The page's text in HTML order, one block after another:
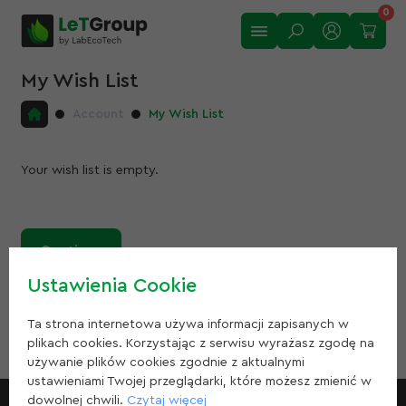
0
My Wish List
My Wish List
Your wish list is empty.
Continue
Ustawienia Cookie
Ta strona internetowa używa informacji zapisanych w
plikach cookies. Korzystając z serwisu wyrażasz zgodę na
używanie plików cookies zgodnie z aktualnymi
ustawieniami Twojej przeglądarki, które możesz zmienić w
dowolnej chwili. Czytaj więcej